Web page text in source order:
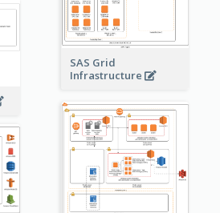
SAS Grid
Infrastructure